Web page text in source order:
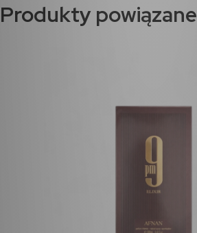
Produkty powiązane